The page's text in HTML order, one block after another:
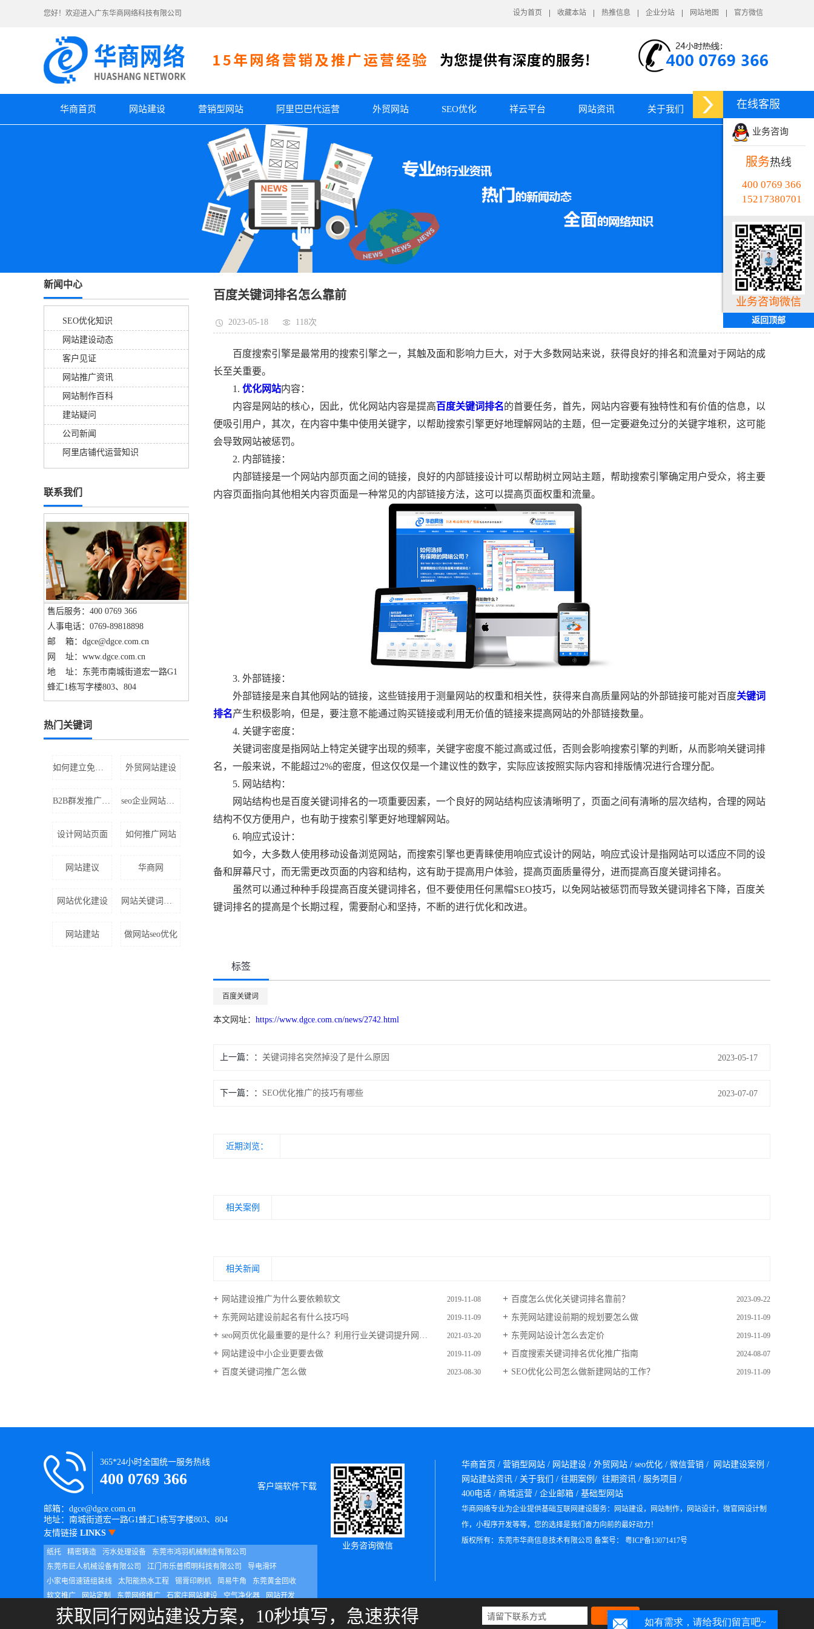
您好！欢迎进入广东华商网络科技有限公司 设为首页 收藏本站 热推信息 企业分站 网站地图 官方微信
华商首页 网站建设 营销型网站 阿里巴巴代运营 外贸网站 SEO优化 祥云平台 网站资讯 关于我们
新闻中心
SEO优化知识
网站建设动态
客户见证
网站推广资讯
网站制作百科
建站疑问
公司新闻
阿里店铺代运营知识
联系我们
售后服务：400 0769 366
人事电话：0769-89818898
邮 箱：dgce@dgce.com.cn
网 址：www.dgce.com.cn
地 址：东莞市南城街道宏一路G1
蜂汇1栋写字楼803、804
热门关键词
外贸网站建设
设计网站页面 如何推广网站
网站建议 华商网
网站优化建设
网站建站 做网站seo优化
百度关键词排名怎么靠前
2023-05-18 118次
百度搜索引擎是最常用的搜索引擎之一，其触及面和影响力巨大，对于大多数网站来说，获得良好的排名和流量对于网站的成
长至关重要。
1. 优化网站内容：
内容是网站的核心，因此，优化网站内容是提高百度关键词排名的首要任务，首先，网站内容要有独特性和有价值的信息，以
便吸引用户，其次，在内容中集中使用关键字，以帮助搜索引擎更好地理解网站的主题，但一定要避免过分的关键字堆积，这可能
会导致网站被惩罚。
2. 内部链接：
内部链接是一个网站内部页面之间的链接，良好的内部链接设计可以帮助树立网站主题，帮助搜索引擎确定用户受众，将主要
内容页面指向其他相关内容页面是一种常见的内部链接方法，这可以提高页面权重和流量。
3. 外部链接：
外部链接是来自其他网站的链接，这些链接用于测量网站的权重和相关性，获得来自高质量网站的外部链接可能对百度关键词
排名产生积极影响，但是，要注意不能通过购买链接或利用无价值的链接来提高网站的外部链接数量。
4. 关键字密度：
关键词密度是指网站上特定关键字出现的频率，关键字密度不能过高或过低，否则会影响搜索引擎的判断，从而影响关键词排
名，一般来说，不能超过2%的密度，但这仅仅是一个建议性的数字，实际应该按照实际内容和排版情况进行合理分配。
5. 网站结构：
网站结构也是百度关键词排名的一项重要因素，一个良好的网站结构应该清晰明了，页面之间有清晰的层次结构，合理的网站
结构不仅方便用户，也有助于搜索引擎更好地理解网站。
6. 响应式设计：
如今，大多数人使用移动设备浏览网站，而搜索引擎也更青睐使用响应式设计的网站，响应式设计是指网站可以适应不同的设
备和屏幕尺寸，而无需更改页面的内容和结构，这有助于提高用户体验，提高页面质量得分，进而提高百度关键词排名。
虽然可以通过种种手段提高百度关键词排名，但不要使用任何黑帽SEO技巧，以免网站被惩罚而导致关键词排名下降，百度关
键词排名的提高是个长期过程，需要耐心和坚持，不断的进行优化和改进。
标签
百度关键词
本文网址： https://www.dgce.com.cn/news/2742.html
上一篇： 关键词排名突然掉没了是什么原因 2023-05-17
下一篇： SEO优化推广的技巧有哪些 2023-07-07
近期浏览：
相关案例
相关新闻
网站建设推广为什么要依赖软文 2019-11-08 百度怎么优化关键词排名靠前？ 2023-09-22
东莞网站建设前起名有什么技巧吗 2019-11-09 东莞网站建设前期的规划要怎么做 2019-11-09
seo网页优化最重要的是什么？利用行业关键词提升网站流量的3个方法 2021-03-20 东莞网站设计怎么去定价 2019-11-09
网站建设中小企业更要去做 2019-11-09 百度搜索关键词排名优化推广指南 2024-08-07
百度关键词推广怎么做 2023-08-30 SEO优化公司怎么做新建网站的工作？ 2019-11-09
客户端软件下载
365*24小时全国统一服务热线
400 0769 366
邮箱：dgce@dgce.com.cn
地址：南城街道宏一路G1蜂汇1栋写字楼803、804
友情链接 LINKS
纸托 精密铸造 污水处理设备
东莞市鸿羽机械制造有限公司
东莞市巨人机械设备有限公司
江门市乐普照明科技有限公司
导电滑环
小家电倍速链组装线
太阳能热水工程 锡膏印刷机 简易牛角
东莞黄金回收
软文推广
网站定制 东莞网络推广 石家庄网站建设 空气净化器
网站开发
重庆网站建设
业务咨询微信
华商首页 / 营销型网站 / 网站建设 / 外贸网站 / seo优化 / 微信营销 / 网站建设案例 /
网站建站资讯 / 关于我们 / 往期案例/ 往期资讯 / 服务项目 /
400电话 / 商城运营 / 企业邮箱 / 基础型网站
华商网络专业为企业提供基础互联网建设服务：网站建设，网站制作，网站设计，微官网设计制
作，小程序开发等等，您的选择是我们奋力向前的最好动力！
版权所有：东莞市华商信息技术有限公司 备案号：
粤ICP备13071417号
获取同行网站建设方案，10秒填写，急速获得 今日已有165 人获取方案
在线客服
业务咨询
服务热线
400 0769 366
15217380701
业务咨询微信
返回顶部